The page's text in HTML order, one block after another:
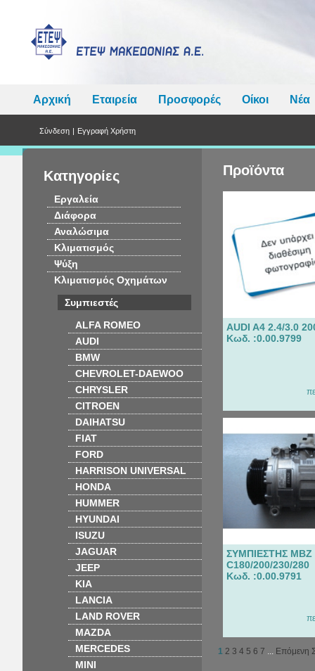
Αρχική Εταιρεία Προσφορές Οίκοι Νέα
Σύνδεση | Εγγραφή Χρήστη
Κατηγορίες
Εργαλεία
Διάφορα
Αναλώσιμα
Κλιματισμός
Ψύξη
Κλιματισμός Οχημάτων
Συμπιεστές
ALFA ROMEO
AUDI
BMW
CHEVROLET-DAEWOO
CHRYSLER
CITROEN
DAIHATSU
FIAT
FORD
HARRISON UNIVERSAL
HONDA
HUMMER
HYUNDAI
ISUZU
JAGUAR
JEEP
KIA
LANCIA
LAND ROVER
MAZDA
MERCEDES
MINI
Προϊόντα
AUDI A4 2.4/3.0
Κωδ. :0.00.9799
ΣΥΜΠΙΕΣΤΗΣ MBZ
C180/200/230/280
Κωδ. :0.00.9791
1 2 3 4 5 6 7 ... Επόμενη